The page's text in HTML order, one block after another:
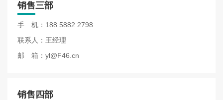
销售三部
手 机： 188 5882 2798
联系人：王经理
邮 箱： yl@F46.cn
销售四部